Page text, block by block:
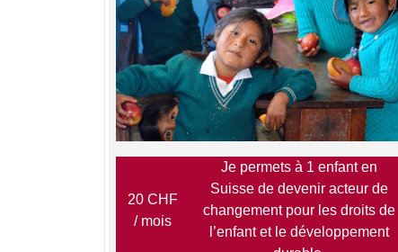
20 CHF
/ mois
Je permets à 1 enfant en
Suisse de devenir acteur de
changement pour les droits de
l’enfant et le développement